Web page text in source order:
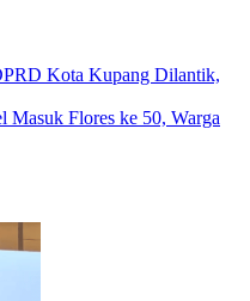
Kota Kupang Dilantik,
Masuk Flores ke 50, Warga